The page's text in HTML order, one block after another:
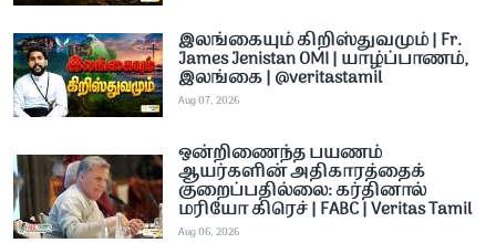
இலங்கையும் கிறிஸ்துவமும் | Fr.
James Jenistan OMI | யாழ்ப்பாணம்,
இலங்கை | @veritastamil ​
Aug 07, 2026
ஒன்றிணைந்த பயணம்
ஆயர்களின் அதிகாரத்தைக்
குறைப்பதில்லை: கர்தினால்
மரியோ கிரெச் | FABC | Veritas Tamil
Aug 06, 2026